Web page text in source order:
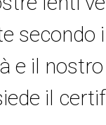
secondo
e il
il